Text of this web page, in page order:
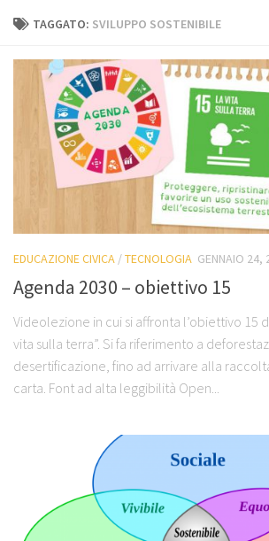
TAGGATO: SVILUPPO SOSTENIBILE
EDUCAZIONE CIVICA /TECNOLOGIA GENNAIO 24,
Agenda 2030 – obiettivo 15
Videolezione in cui si affronta l’obiettivo 15
vita sulla terra”. Si fa riferimento a
desertificazione, fino ad arrivare alla
carta. Font ad alta leggibilità Open...